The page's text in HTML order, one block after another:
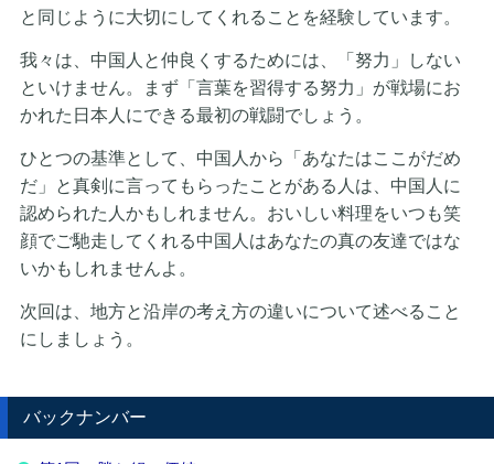
と同じように大切にしてくれることを経験しています。
我々は、中国人と仲良くするためには、「努力」しない
といけません。まず「言葉を習得する努力」が戦場にお
かれた日本人にできる最初の戦闘でしょう。
ひとつの基準として、中国人から「あなたはここがだめ
だ」と真剣に言ってもらったことがある人は、中国人に
認められた人かもしれません。おいしい料理をいつも笑
顔でご馳走してくれる中国人はあなたの真の友達ではな
いかもしれませんよ。
次回は、地方と沿岸の考え方の違いについて述べること
にしましょう。
バックナンバー